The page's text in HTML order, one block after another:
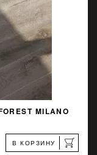
MILANO
В КОРЗИНУ